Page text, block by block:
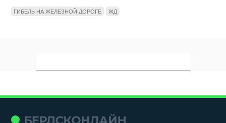
ГИБЕЛЬ НА ЖЕЛЕЗНОЙ ДОРОГЕ ЖД